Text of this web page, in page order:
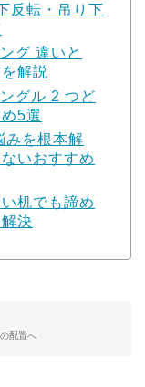
反転・吊り下
グ 違いと
解説
グル 2 つど
5選
みを根本解
いおすすめ
机でも諦め
決
配置へ